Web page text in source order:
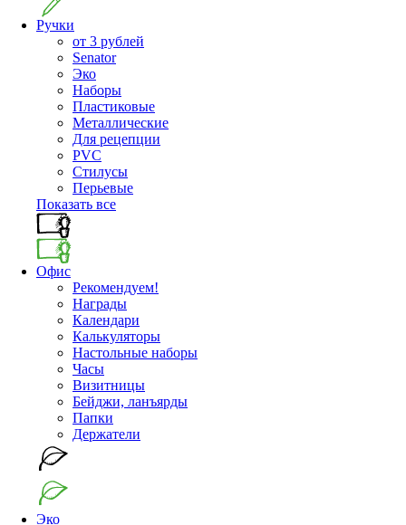
Ручки
от 3 рублей
Senator
Эко
Наборы
Пластиковые
Металлические
Для рецепции
PVC
Стилусы
Перьевые
Показать все
Офис
Рекомендуем!
Награды
Календари
Калькуляторы
Настольные наборы
Часы
Визитницы
Бейджи, ланъярды
Папки
Держатели
Эко